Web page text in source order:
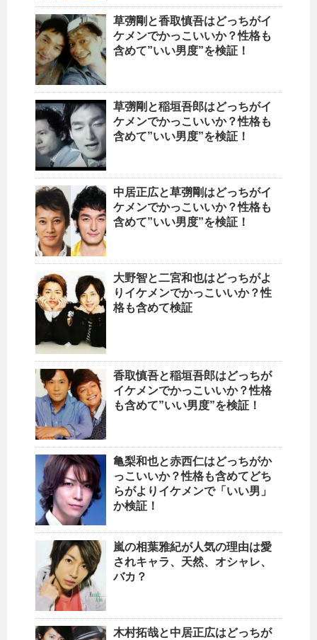
草彅剛と香取慎吾はどっちがイ
ケメンでかっこいいか？性格も
含めて”いい男度”を検証！
草彅剛と稲垣吾郎はどっちがイ
ケメンでかっこいいか？性格も
含めて”いい男度”を検証！
中居正広と草彅剛はどっちがイ
ケメンでかっこいいか？性格も
含めて”いい男度”を検証！
大野智と二宮和也はどっちがよ
りイケメンでかっこいいか？性
格も含めて検証
香取慎吾と稲垣吾郎はどっちが
イケメンでかっこいいか？性格
も含めて”いい男度”を検証！
亀梨和也と赤西仁はどっちがか
っこいいか？性格も含めてどち
らがよりイケメンで「いい男」
か検証！
嵐の相葉雅紀が人気の理由は愛
されキャラ、天然、オシャレ、
バカ？
木村拓哉と中居正広はどっちが